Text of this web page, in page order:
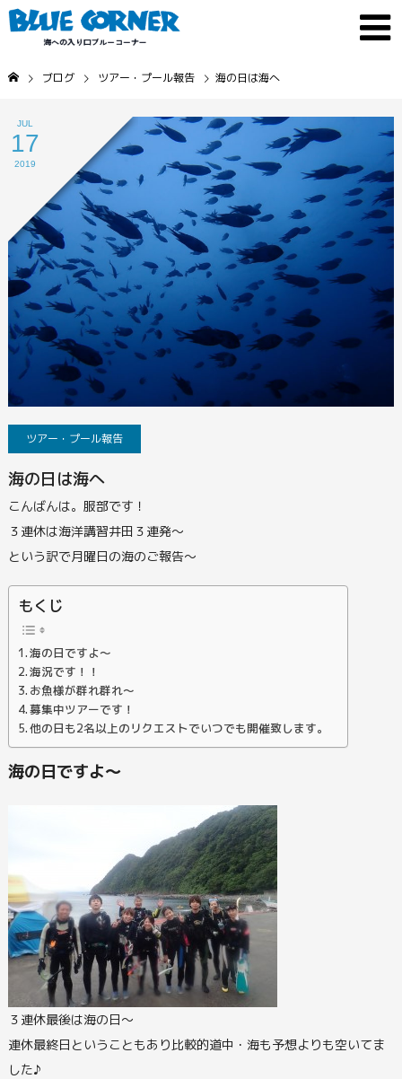
ブログ ツアー・プール報告 海の日は海へ
JUL
17
2019
ツアー・プール報告
海の日は海へ
こんばんは。服部です！
３連休は海洋講習井田３連発～
という訳で月曜日の海のご報告～
もくじ
海の日ですよ～
海況です！！
お魚様が群れ群れ～
募集中ツアーです！
他の日も2名以上のリクエストでいつでも開催致します。
海の日ですよ～
３連休最後は海の日～
連休最終日ということもあり比較的道中・海も予想よりも空いてま
した♪